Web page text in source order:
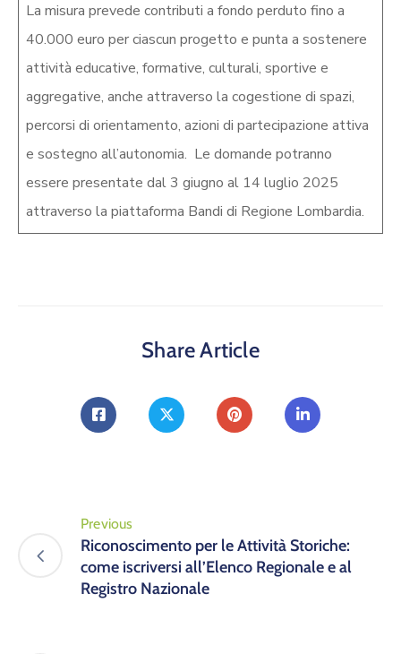
La misura prevede contributi a fondo perduto fino a
40.000 euro per ciascun progetto e punta a sostenere
attività educative, formative, culturali, sportive e
aggregative, anche attraverso la cogestione di spazi,
percorsi di orientamento, azioni di partecipazione attiva
e sostegno all’autonomia. Le domande potranno
essere presentate dal 3 giugno al 14 luglio 2025
attraverso la piattaforma Bandi di Regione Lombardia.
Share Article
Previous
Riconoscimento per le Attività Storiche:
come iscriversi all’Elenco Regionale e al
Registro Nazionale